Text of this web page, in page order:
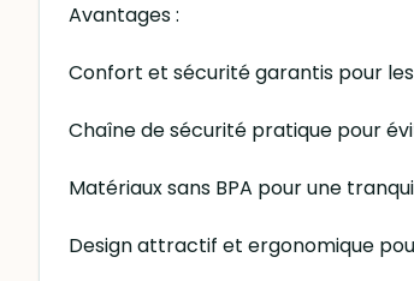
Avantages :
Confort et sécurité garantis pour les
Chaîne de sécurité pratique pour
Matériaux sans BPA pour une
Design attractif et ergonomique